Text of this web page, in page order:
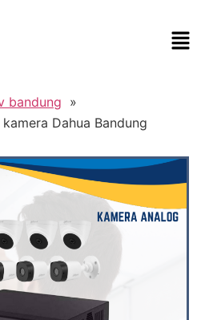
bandung »
Dahua Bandung